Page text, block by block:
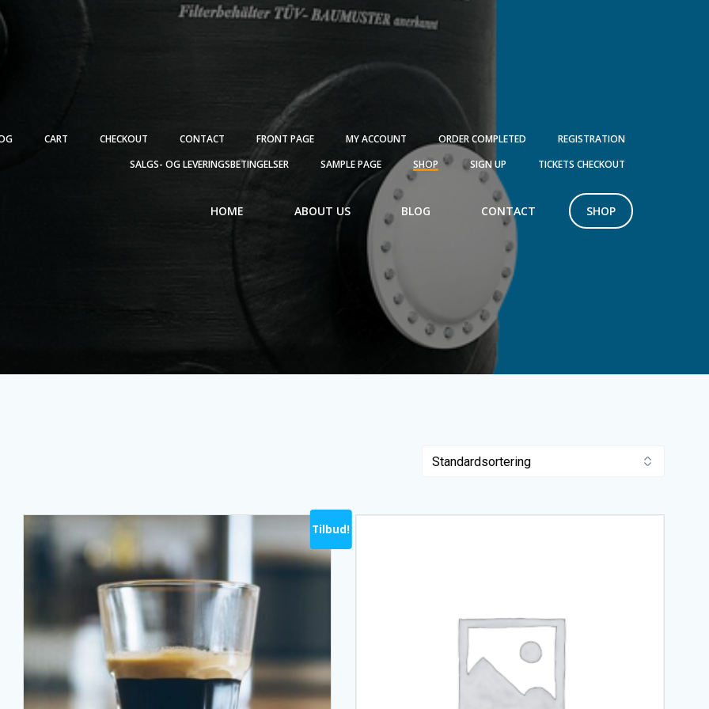
CART CHECKOUT CONTACT FRONT PAGE MY ACCOUNT ORDER COMPLETED
REGISTRATION
SALGS- OG LEVERINGSBETINGELSER
SAMPLE PAGE SHOP SIGN UP TICKETS CHECKOUT
HOME ABOUT US BLOG CONTACT SHOP
Tilbud!